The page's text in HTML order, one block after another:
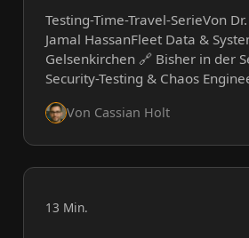
Testing-Time-Travel-SerieVon
Jamal HassanFleet Data &
Gelsenkirchen 🔗 Bisher in der
Security-Testing & Chaos
Von Cassian Holt
13 Min.